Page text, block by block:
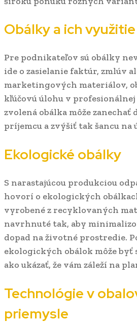
Obálky a ich
Pre podnikateľov sú obálky
ide o zasielanie faktúr, zmlúv
marketingových materiálov,
kľúčovú úlohu v
zvolená obálka môže zanechať
príjemcu a zvýšiť tak šancu na
Ekologické obálky
S narastajúcou produkciou
hovorí o ekologických
vyrobené z recyklovaných
navrhnuté tak, aby
dopad na životné prostredie.
ekologických obálok môže byť
ako ukázať, že vám záleží na
Technológie v
priemysle